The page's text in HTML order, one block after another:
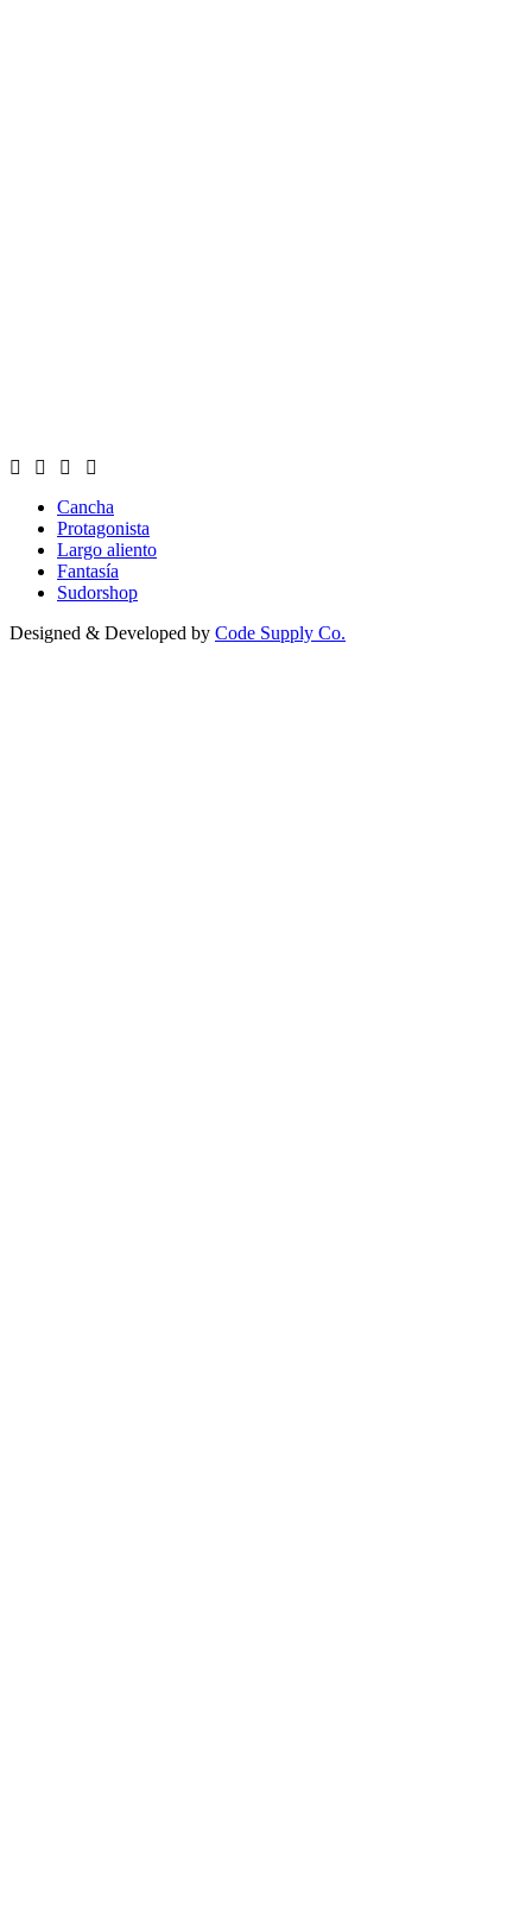
Cancha
Protagonista
Largo aliento
Fantasía
Sudorshop
Designed & Developed by Code Supply Co.